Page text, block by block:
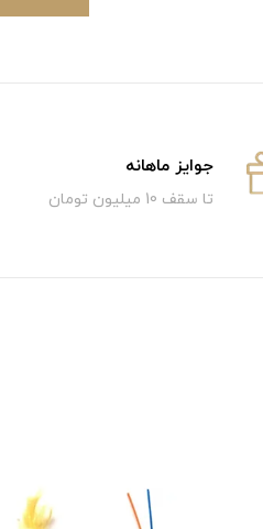
جوایز ماهانه
تا سقف 10 میلیون تومان